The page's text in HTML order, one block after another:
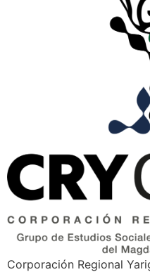
Corporación Regional